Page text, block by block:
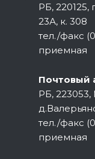
РБ, 220125,
23А, к. 308
тел./факс
приемная
Почтовый
РБ,
тел./факс
приемная